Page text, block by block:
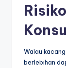
Walau
berlebihan